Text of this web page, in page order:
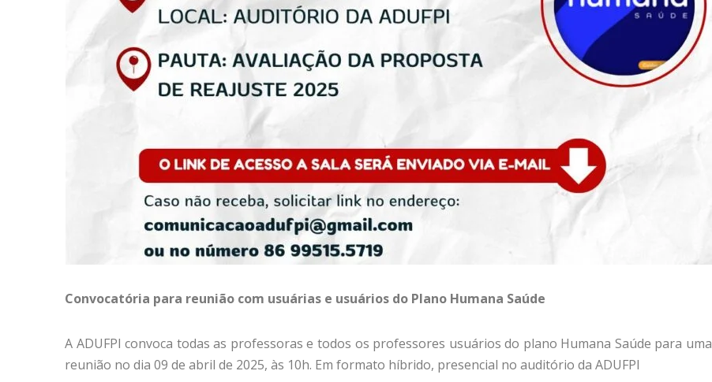
Convocatória para reunião com usuárias e usuários do Plano Humana Saúde
A ADUFPI convoca todas as professoras e todos os professores usuários do plano Humana Saúde para uma
reunião no dia 09 de abril de 2025, às 10h. Em formato híbrido, presencial no auditório da ADUFPI